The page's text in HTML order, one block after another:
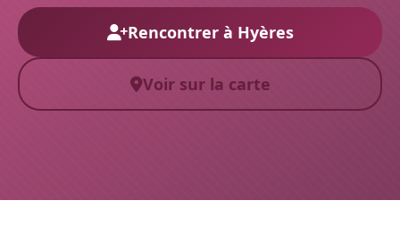
Rencontrer à Hyères
Voir sur la carte